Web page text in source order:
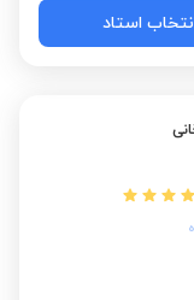
استاد